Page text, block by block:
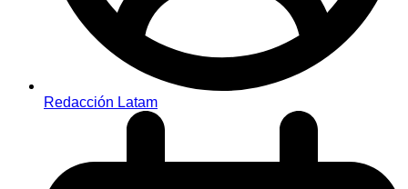
Redacción Latam